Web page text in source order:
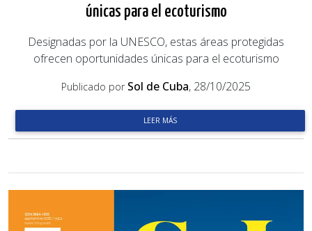
únicas para el ecoturismo
Designadas por la UNESCO, estas áreas protegidas
ofrecen oportunidades únicas para el ecoturismo
Publicado por Sol de Cuba, 28/10/2025
LEER MÁS